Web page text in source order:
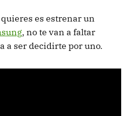
es estrenar un
, no te van a faltar
a ser decidirte por uno.